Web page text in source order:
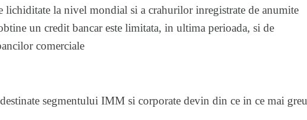
la nivel mondial si a crahurilor inregistrate de anumite
un credit bancar este limitata, in ultima perioada, si de
comerciale
segmentului IMM si corporate devin din ce in ce mai greu